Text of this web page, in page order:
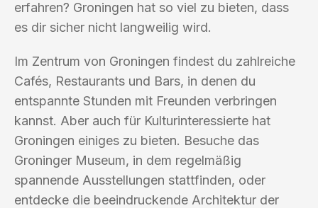
erfahren? Groningen hat so viel zu bieten, dass
es dir sicher nicht langweilig wird.
Im Zentrum von Groningen findest du zahlreiche
Cafés, Restaurants und Bars, in denen du
entspannte Stunden mit Freunden verbringen
kannst. Aber auch für Kulturinteressierte hat
Groningen einiges zu bieten. Besuche das
Groninger Museum, in dem regelmäßig
spannende Ausstellungen stattfinden, oder
entdecke die beeindruckende Architektur der